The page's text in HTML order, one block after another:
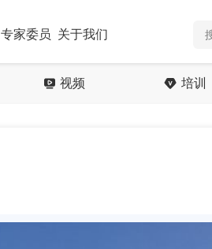
专家委员 关于我们
视频 培训